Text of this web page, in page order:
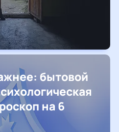
бытовой
на 6